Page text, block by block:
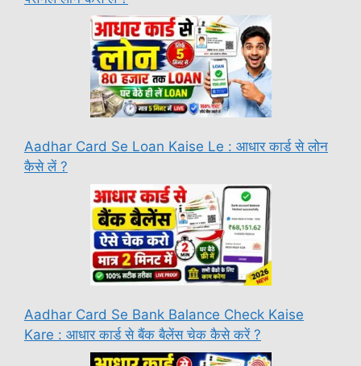
Aadhar Card Se Loan Kaise Le : आधार कार्ड से लोन
कैसे लें ?
Aadhar Card Se Bank Balance Check Kaise
Kare : आधार कार्ड से बैंक बैलेंस चेक कैसे करें ?